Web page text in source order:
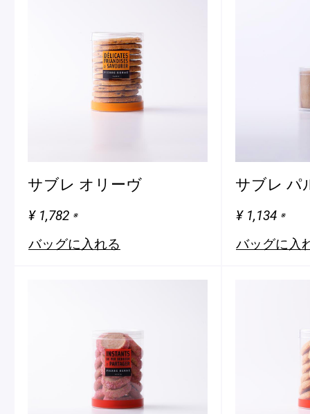
サブレ オリーヴ
¥ 1,782 ※
バッグに入れる
サブレ パ
¥ 1,134 ※
バッグに入